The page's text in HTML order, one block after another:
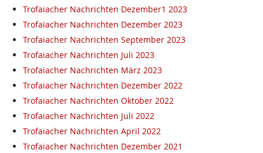
Trofaiacher Nachrichten Dezember1 2023
Trofaiacher Nachrichten Dezember 2023
Trofaiacher Nachrichten September 2023
Trofaiacher Nachrichten Juli 2023
Trofaiacher Nachrichten März 2023
Trofaiacher Nachrichten Dezember 2022
Trofaiacher Nachrichten Oktober 2022
Trofaiacher Nachrichten Juli 2022
Trofaiacher Nachrichten April 2022
Trofaiacher Nachrichten Dezember 2021